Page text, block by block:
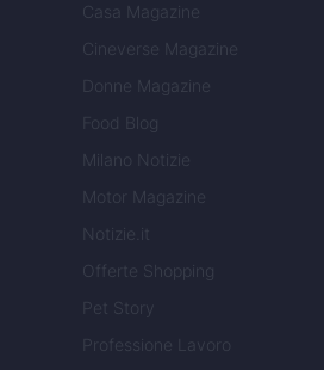
Casa Magazine
Cineverse Magazine
Donne Magazine
Food Blog
Milano Notizie
Motor Magazine
Notizie.it
Offerte Shopping
Pet Story
Professione Lavoro